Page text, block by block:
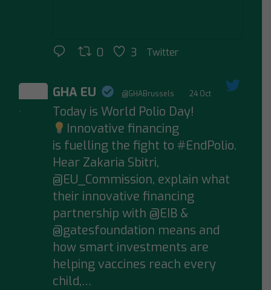
0 3 Twitter
;
GHA EU @GHABrussels · 24 Oct
Today is World Polio Day!
Innovative financing
is fuelling the fight to #EndPolio.
Hear Zakaria Sbitri,
@EU_Commission, explain what
their innovative financing
partnership with @EIB &
@gatesfoundation means and
how smart investments are
helping vaccines reach every
child,…